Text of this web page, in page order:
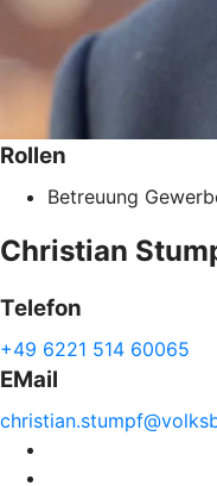
Rollen
Betreuung
Christian
Telefon
+49 6221 514 60065
EMail
christian.stumpf@